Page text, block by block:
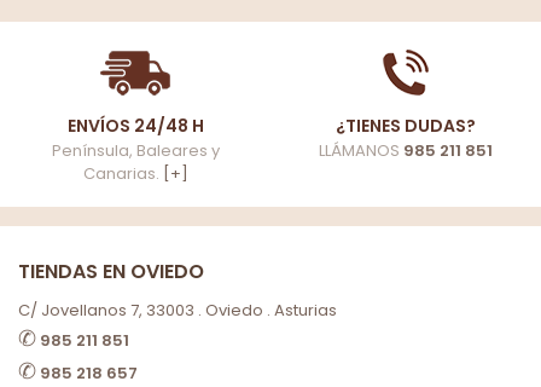
ENVÍOS 24/48 H
Península, Baleares y
Canarias. [+]
¿TIENES DUDAS?
LLÁMANOS 985 211 851
TIENDAS EN OVIEDO
C/ Jovellanos 7, 33003 . Oviedo . Asturias
✆ 985 211 851
✆ 985 218 657